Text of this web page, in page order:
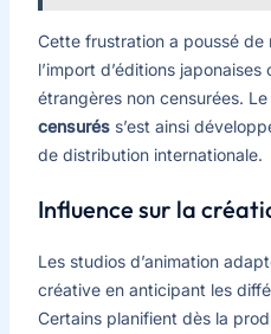
Cette frustration a poussé de
l’import d’éditions japonaises
étrangères non censurées.
censuréss’est ainsi
de distribution internationale.
Influence sur la
Les studios d’animation
créative en anticipant les
Certains planifient dès la